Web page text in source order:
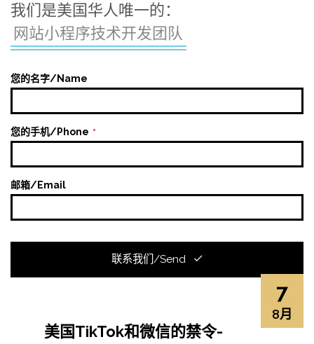
我们是美国华人唯一的：
网站小程序技术开发团队
您的名字/Name
您的手机/Phone *
邮箱/Email
联系我们/Send
美国TikTok和微信的禁令-
7
8月